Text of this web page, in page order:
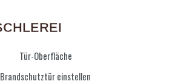
Tür-Oberfläche
Brandschutztür einstellen